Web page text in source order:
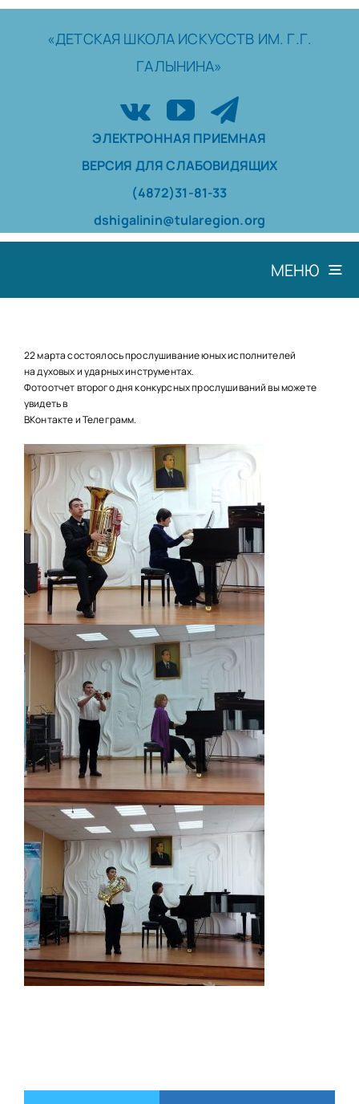
Skip
«ДЕТСКАЯ ШКОЛА ИСКУССТВ ИМ. Г.Г.
ГАЛЫНИНА»
ЭЛЕКТРОННАЯ ПРИЕМНАЯ
ВЕРСИЯ ДЛЯ СЛАБОВИДЯЩИХ
(4872)31-81-33
dshigalinin@tularegion.org
МЕНЮ
НАШИ ПРОЕКТЫ
СВЕДЕНИЯ ОБ ОО
КОНТАКТЫ
ОТЗЫВЫ
22 марта состоялось прослушивание юных исполнителей
на духовых и ударных инструментах.
Фотоотчет второго дня конкурсных прослушиваний вы можете
увидеть в
ВКонтакте и Телеграмм.